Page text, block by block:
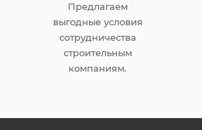
Предлагаем
выгодные условия
сотрудничества
строительным
компаниям.